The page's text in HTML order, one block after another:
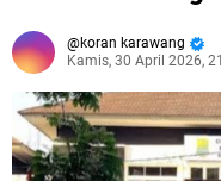
koran karawang
Kamis, 30 April 2026,